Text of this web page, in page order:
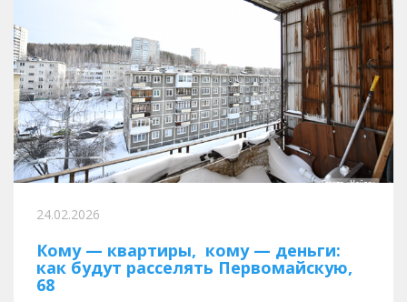
24.02.2026
Кому — квартиры, кому — деньги:
как будут расселять Первомайскую,
68